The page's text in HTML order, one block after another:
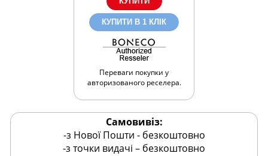
КУПИТИ В 1 КЛІК
Переваги покупки у
авторизованого реселера.
Самовивіз:
-з Нової Пошти - безкоштовно
-з точки видачі – безкоштовно